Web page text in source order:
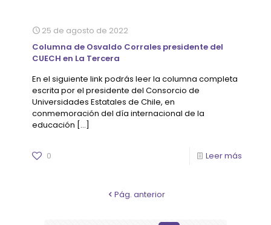
25 de agosto de 2022
Columna de Osvaldo Corrales presidente del
CUECH en La Tercera
En el siguiente link podrás leer la columna completa
escrita por el presidente del Consorcio de
Universidades Estatales de Chile, en
conmemoración del día internacional de la
educación […]
0 Leer más
Pág. anterior